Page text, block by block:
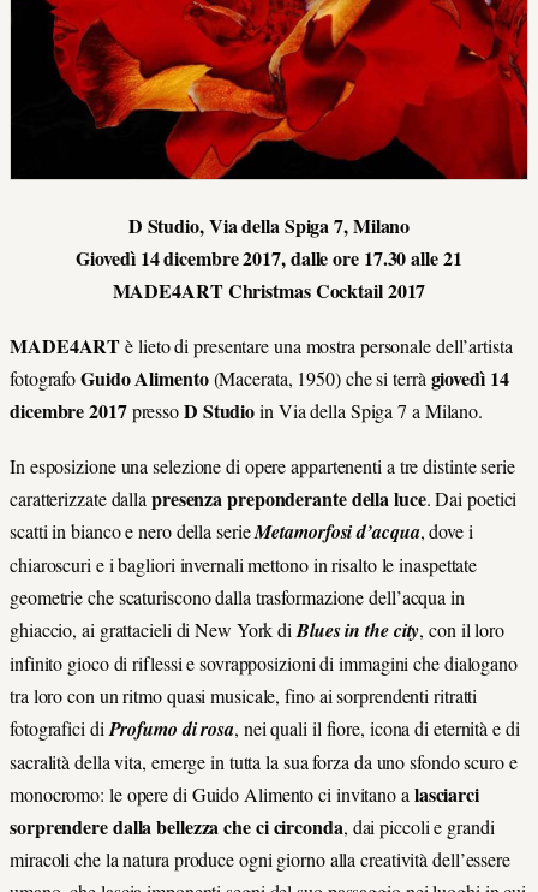
D Studio, Via della Spiga 7, Milano
Giovedì 14 dicembre 2017, dalle ore 17.30 alle 21
MADE4ART Christmas Cocktail 2017
MADE4ARTè lieto di presentare una mostra personale dell’artista
fotografoGuido Alimento(Macerata, 1950) che si terrà giovedì 14
dicembre 2017pressoD Studioin Via della Spiga 7 a Milano.
In esposizione una selezione di opere appartenenti a tre distinte serie
caratterizzate dalla presenza preponderante della luce. Dai poetici
scatti in bianco e nero della serieMetamorfosi d’acqua, dove i
chiaroscuri e i bagliori invernali mettono in risalto le inaspettate
geometrie che scaturiscono dalla trasformazione dell’acqua in
ghiaccio, ai grattacieli di New York di Blues in the city, con il loro
infinito gioco di riflessi e sovrapposizioni di immagini che dialogano
tra loro con un ritmo quasi musicale, fino ai sorprendenti ritratti
fotografici di Profumo di rosa, nei quali il fiore, icona di eternità e di
sacralità della vita, emerge in tutta la sua forza da uno sfondo scuro e
monocromo: le opere di Guido Alimento ci invitano a lasciarci
sorprendere dalla bellezza che ci circonda, dai piccoli e grandi
miracoli che la natura produce ogni giorno alla creatività dell’essere